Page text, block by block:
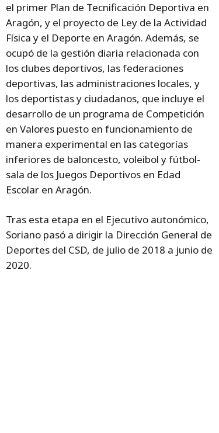
el primer Plan de Tecnificación Deportiva en
Aragón, y el proyecto de Ley de la Actividad
Física y el Deporte en Aragón. Además, se
ocupó de la gestión diaria relacionada con
los clubes deportivos, las federaciones
deportivas, las administraciones locales, y
los deportistas y ciudadanos, que incluye el
desarrollo de un programa de Competición
en Valores puesto en funcionamiento de
manera experimental en las categorías
inferiores de baloncesto, voleibol y fútbol-
sala de los Juegos Deportivos en Edad
Escolar en Aragón.
Tras esta etapa en el Ejecutivo autonómico,
Soriano pasó a dirigir la Dirección General de
Deportes del CSD, de julio de 2018 a junio de
2020.